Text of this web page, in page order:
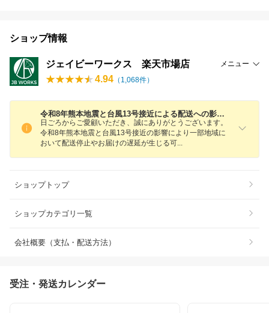
ショップ情報
ジェイビーワークス 楽天市場店 メニュー
4.94 （ 1,068件）
令和8年熊本地震と台風13号接近による配送への影響について
日ごろからご愛顧いただき、誠にありがとうございます。
令和8年熊本地震と台風13号接近の影響により一部地域に
おいて配送停止やお届けの遅延が生じる可
ショップトップ
ショップカテゴリ一覧
会社概要（支払・配送方法）
受注・発送カレンダー